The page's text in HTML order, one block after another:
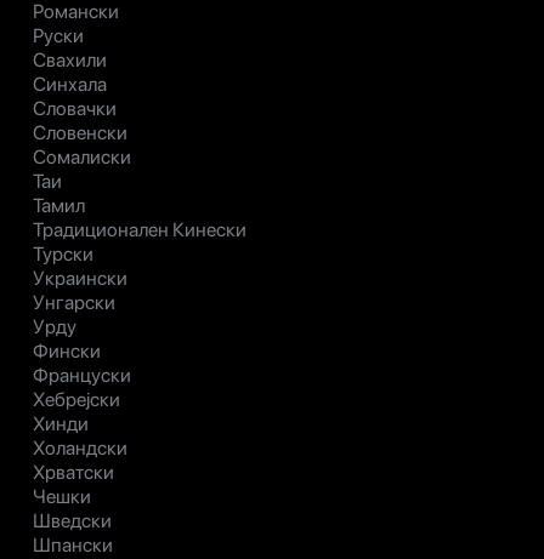
Романски
Руски
Свахили
Синхала
Словачки
Словенски
Сомалиски
Таи
Тамил
Традиционален Кинески
Турски
Украински
Унгарски
Урду
Фински
Француски
Хебрејски
Хинди
Холандски
Хрватски
Чешки
Шведски
Шпански